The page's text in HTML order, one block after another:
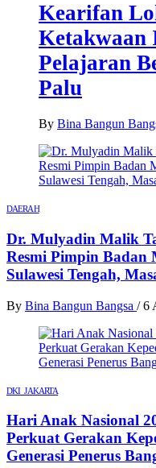
Kearifan
Ketakwaan
Pelajaran
Palu
By Bina Bangun
DAERAH
Dr. Mulyadin Malik
Resmi Pimpin Badan
Sulawesi Tengah,
By Bina Bangun Bangsa / 6
DKI JAKARTA
Hari Anak Nasional
Perkuat Gerakan
Generasi Penerus